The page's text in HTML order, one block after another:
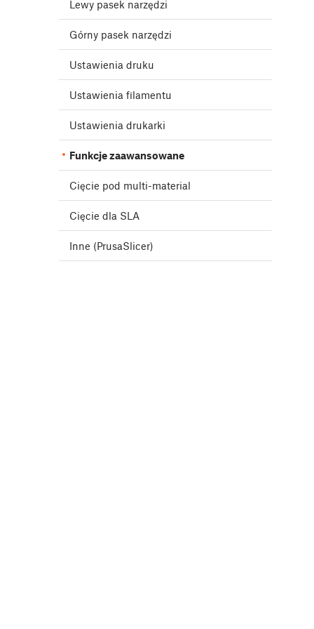
Lewy pasek narzędzi
Górny pasek narzędzi
Ustawienia druku
Ustawienia filamentu
Ustawienia drukarki
Funkcje zaawansowane
Cięcie pod multi-material
Cięcie dla SLA
Inne (PrusaSlicer)